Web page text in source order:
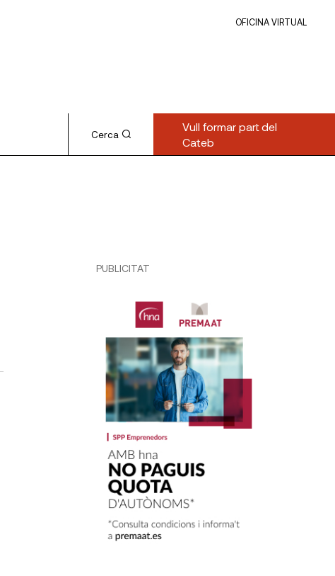
OFICINA VIRTUAL
Cerca
Vull formar part del
Cateb
PUBLICITAT